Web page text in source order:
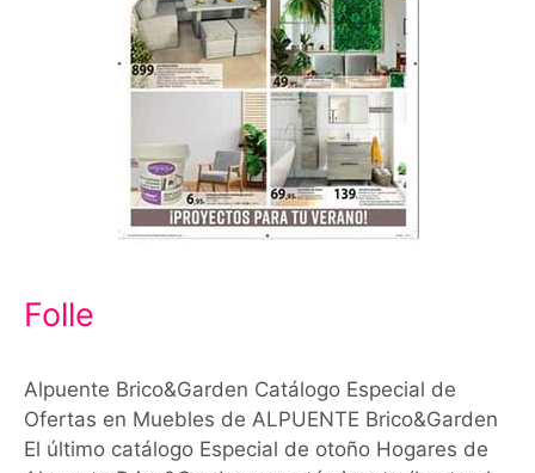
Folle
Alpuente Brico&Garden Catálogo Especial de
Ofertas en Muebles de ALPUENTE Brico&Garden
El último catálogo Especial de otoño Hogares de